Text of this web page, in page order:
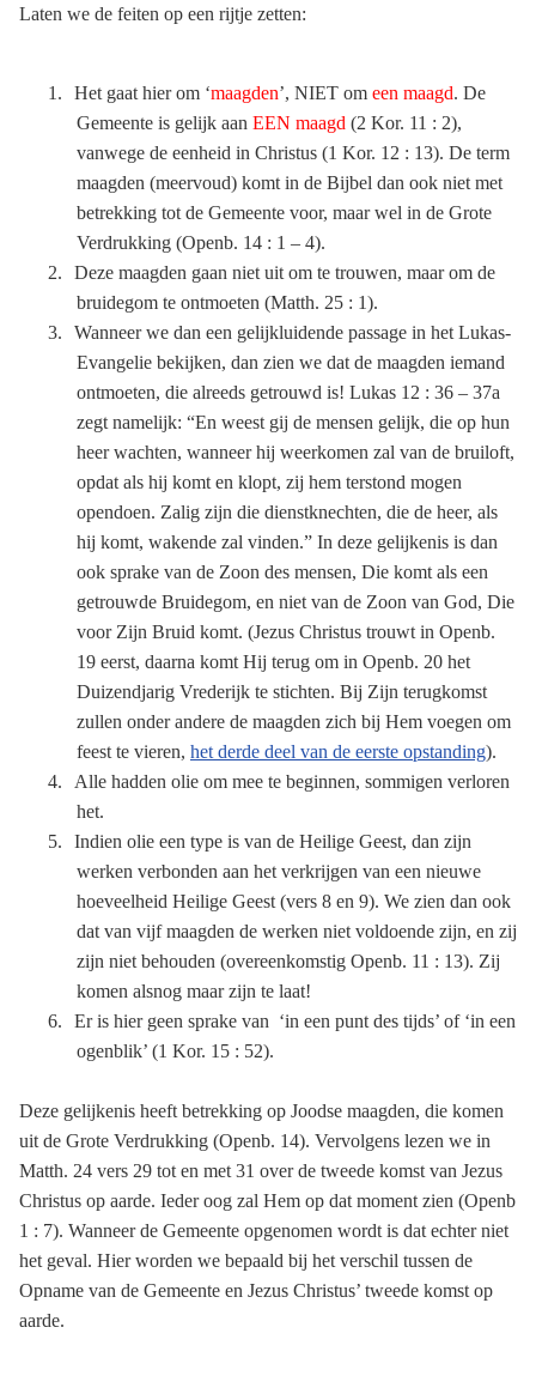
Laten we de feiten op een rijtje zetten:
1. Het gaat hier om ‘maagden’, NIET om een maagd. De
Gemeente is gelijk aan EEN maagd (2 Kor. 11 : 2),
vanwege de eenheid in Christus (1 Kor. 12 : 13). De term
maagden (meervoud) komt in de Bijbel dan ook niet met
betrekking tot de Gemeente voor, maar wel in de Grote
Verdrukking (Openb. 14 : 1 – 4).
2.
Deze maagden gaan niet uit om te trouwen, maar om de
bruidegom te ontmoeten (Matth. 25 : 1).
3.
Wanneer we dan een gelijkluidende passage in het Lukas-
Evangelie bekijken, dan zien we dat de maagden iemand
ontmoeten, die alreeds getrouwd is! Lukas 12 : 36 – 37a
zegt namelijk: “En weest gij de mensen gelijk, die op hun
heer wachten, wanneer hij weerkomen zal van de bruiloft,
opdat als hij komt en klopt, zij hem terstond mogen
opendoen. Zalig zijn die dienstknechten, die de heer, als
hij komt, wakende zal vinden.” In deze gelijkenis is dan
ook sprake van de Zoon des mensen, Die komt als een
getrouwde Bruidegom, en niet van de Zoon van God, Die
voor Zijn Bruid komt. (Jezus Christus trouwt in Openb.
19 eerst, daarna komt Hij terug om in Openb. 20 het
Duizendjarig Vrederijk te stichten. Bij Zijn terugkomst
zullen onder andere de maagden zich bij Hem voegen om
feest te vieren, het derde deel van de eerste opstanding).
4.
Alle hadden olie om mee te beginnen, sommigen verloren
het.
5.
Indien olie een type is van de Heilige Geest, dan zijn
werken verbonden aan het verkrijgen van een nieuwe
hoeveelheid Heilige Geest (vers 8 en 9). We zien dan ook
dat van vijf maagden de werken niet voldoende zijn, en zij
zijn niet behouden (overeenkomstig Openb. 11 : 13). Zij
komen alsnog maar zijn te laat!
6.
Er is hier geen sprake van ‘in een punt des tijds’ of ‘in een
ogenblik’ (1 Kor. 15 : 52).
Deze gelijkenis heeft betrekking op Joodse maagden, die komen
uit de Grote Verdrukking (Openb. 14). Vervolgens lezen we in
Matth. 24 vers 29 tot en met 31 over de tweede komst van Jezus
Christus op aarde. Ieder oog zal Hem op dat moment zien (Openb
1 : 7). Wanneer de Gemeente opgenomen wordt is dat echter niet
het geval. Hier worden we bepaald bij het verschil tussen de
Opname van de Gemeente en Jezus Christus’ tweede komst op
aarde.